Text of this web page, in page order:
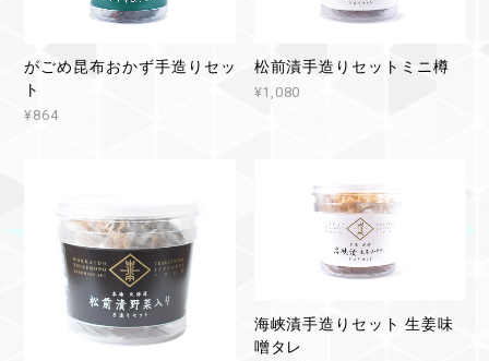
がごめ昆布おかず手造りセッ
ト
¥864
松前漬手造りセットミニ樽
¥1,080
海峡漬手造りセット 生姜味
噌タレ